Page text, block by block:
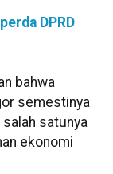
DPRD
bahwa
semestinya
satunya
ekonomi